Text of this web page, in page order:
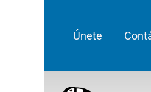
Únete